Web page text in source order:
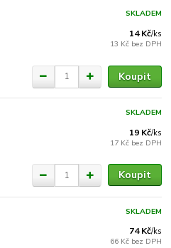
14 Kč/ks
13 Kč bez DPH
SKLADEM
Koupit
19 Kč/ks
17 Kč bez DPH
SKLADEM
Koupit
74 Kč/ks
66 Kč bez DPH
SKLADEM